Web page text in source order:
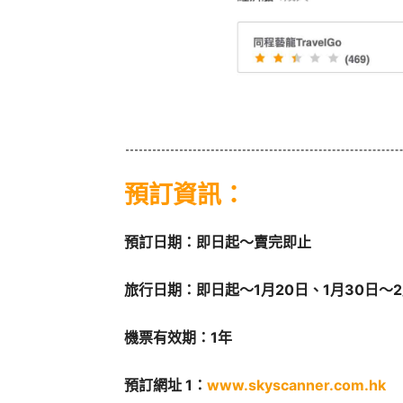
預訂資訊：
預訂日期：即日起～賣完即止
旅行日期：即日起～1月20日、1月30日～
機票有效期：1年
預訂網址 1： www.skyscanner.com.hk